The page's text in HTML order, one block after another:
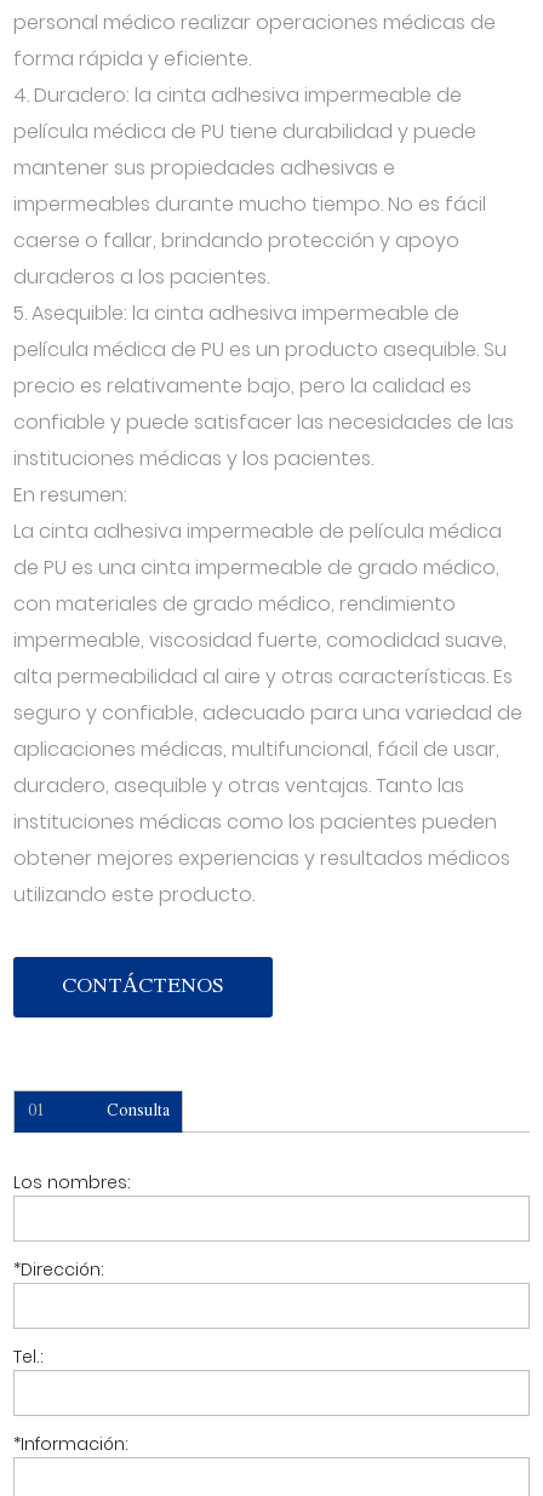
personal médico realizar operaciones médicas de
forma rápida y eficiente.
4. Duradero: la cinta adhesiva impermeable de
película médica de PU tiene durabilidad y puede
mantener sus propiedades adhesivas e
impermeables durante mucho tiempo. No es fácil
caerse o fallar, brindando protección y apoyo
duraderos a los pacientes.
5. Asequible: la cinta adhesiva impermeable de
película médica de PU es un producto asequible. Su
precio es relativamente bajo, pero la calidad es
confiable y puede satisfacer las necesidades de las
instituciones médicas y los pacientes.
En resumen:
La cinta adhesiva impermeable de película médica
de PU es una cinta impermeable de grado médico,
con materiales de grado médico, rendimiento
impermeable, viscosidad fuerte, comodidad suave,
alta permeabilidad al aire y otras características. Es
seguro y confiable, adecuado para una variedad de
aplicaciones médicas, multifuncional, fácil de usar,
duradero, asequible y otras ventajas. Tanto las
instituciones médicas como los pacientes pueden
obtener mejores experiencias y resultados médicos
utilizando este producto.
CONTÁCTENOS
01 Consulta
Los nombres:
*Dirección:
Tel.:
*Información: